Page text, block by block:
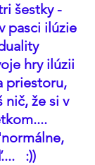
šestky -
pasci ilúzie
hry ilúzii
priestoru,
nič, že si v
:))